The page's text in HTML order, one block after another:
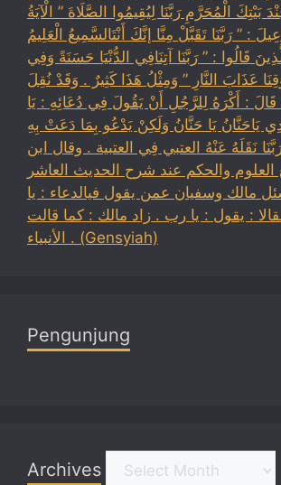
بَيْتِكَ الْمُحَرَّمِ رَبَّنَا لِيُقِيمُوا الصَّلَاةَ ” الْآيَةُ
: ” رَبَّنَا تَقَبَّلْ مِنَّا إنَّكَ أَنْتَالسَّمِيعُ الْعَلِيمُ
قَالُوا : ” رَبَّنَا آتِنَافِي الدُّنْيَا حَسَنَةً وَفِي
عَذَابَ النَّارِ ” وَمِثْلُ هَذَا كَثِيرٌ . وَقَدْ نُقِلَ
: أَكْرَهُ لِلرَّجُلِ أَنْ يَقُولَ فِي دُعَائِهِ : يَا
يَاحَنَّانُ يَا حَنَّانُ وَلَكِنْ يَدْعُو بِمَا دَعَتْ بِهِ
رَبَّنَا نَقَلَهُ عَنْهُ العتبي فِي العتبية . وقال ابن
والحكم عند شرح الحديث العاشر
: وسئل مالك وسفيان عمن يقول فيالدعاء : يا
: يقول : يا رب . زاد مالك : كما قالت
الأنبياء . (Gensyiah)
Pengunjung
Archives Archives